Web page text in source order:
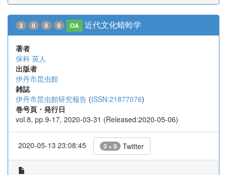
3 0 0 0 OA 近代文化蜻蛉学
著者
保科 英人
出版者
伊丹市昆虫館
雑誌
伊丹市昆虫館研究報告 (ISSN:21877076)
巻号頁・発行日
vol.8, pp.9-17, 2020-03-31 (Released:2020-05-06)
2020-05-13 23:08:45 3 + 0 Twitter